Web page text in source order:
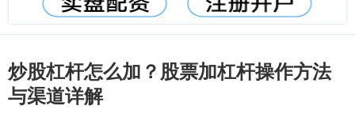
炒股杠杆怎么加？股票加杠杆操作方法
与渠道详解